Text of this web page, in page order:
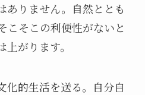
ありません。自然ととも
こそこの利便性がないと
がります。
化的生活を送る。自分自